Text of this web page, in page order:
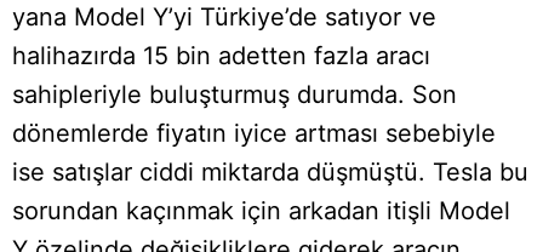
yana Model Y’yi Türkiye’de satıyor ve
halihazırda 15 bin adetten fazla aracı
sahipleriyle buluşturmuş durumda. Son
dönemlerde fiyatın iyice artması sebebiyle
ise satışlar ciddi miktarda düşmüştü. Tesla bu
sorundan kaçınmak için arkadan itişli Model